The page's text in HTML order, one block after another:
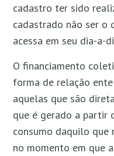
cadastro ter sido
cadastrado não ser o
acessa em seu dia-a-
O financiamento
forma de relação
aquelas que são
que é gerado a partir
consumo daquilo que
no momento em que